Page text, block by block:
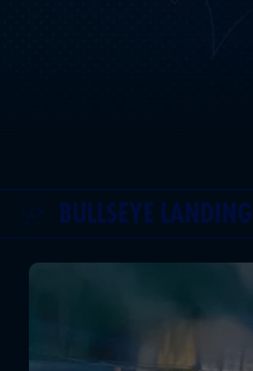
BULLSEYE LANDING